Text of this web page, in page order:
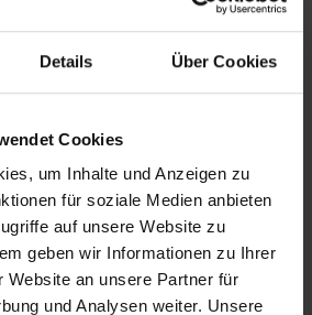
Details Über Cookies
Cookies
um Inhalte und Anzeigen zu
für soziale Medien anbieten
auf unsere Website zu
geben wir Informationen zu Ihrer
Website an unsere Partner für
und Analysen weiter. Unsere